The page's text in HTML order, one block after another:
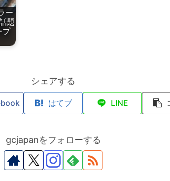
ー
題
プ
シェアする
はてブ LINE
gcjapanをフォローする